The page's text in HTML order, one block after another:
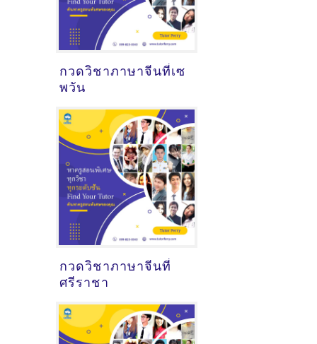
กวดวิชาภาษาจีนที่เซ
พวัน
กวดวิชาภาษาจีนที่
ศรีราชา